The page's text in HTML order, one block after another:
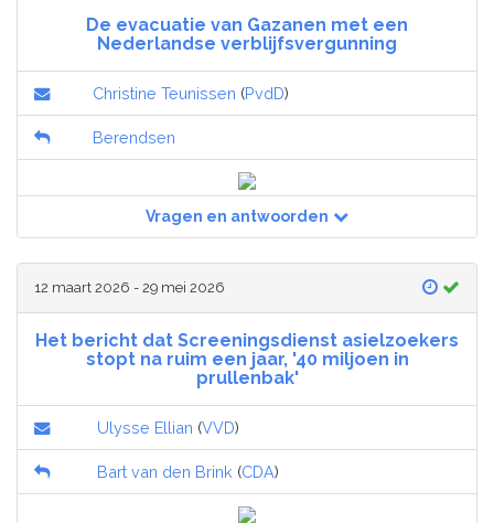
De evacuatie van Gazanen met een
Nederlandse verblijfsvergunning
Christine Teunissen (PvdD)
Berendsen
Vragen en antwoorden
12 maart 2026 - 29 mei 2026
Het bericht dat Screeningsdienst asielzoekers
stopt na ruim een jaar, '40 miljoen in
prullenbak'
Ulysse Ellian (VVD)
Bart van den Brink (CDA)